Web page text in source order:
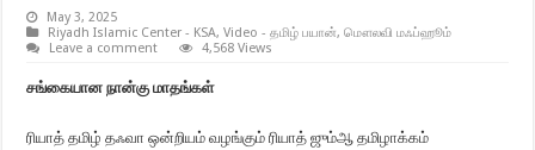
May 3, 2025
Riyadh Islamic Center - KSA,Video - தமிழ் பயான்,மௌலவி மஃப்ஹூம்
Leave a comment
4,568 Views
சங்கையான நான்கு மாதங்கள்
ரியாத் தமிழ் தஃவா ஒன்றியம் வழங்கும் ரியாத் ஜும்ஆ தமிழாக்கம்